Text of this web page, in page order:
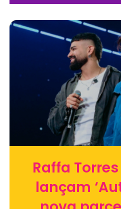
Raffa
lançam